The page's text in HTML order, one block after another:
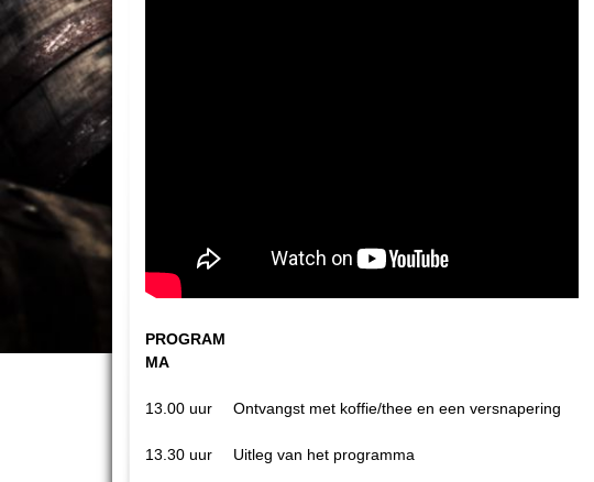
PROGRAM
MA
13.00 uur Ontvangst met koffie/thee en een versnapering
13.30 uur Uitleg van het programma